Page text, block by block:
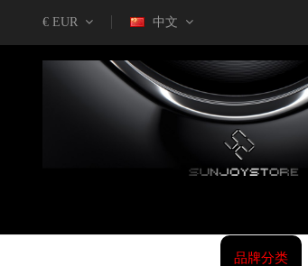
€ EUR 中文
品牌分类